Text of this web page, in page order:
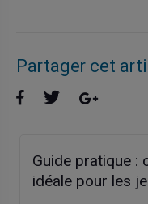
Partager cet
Guide pratique :
idéale pour les